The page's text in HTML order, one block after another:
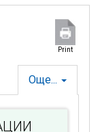
Print
Още...